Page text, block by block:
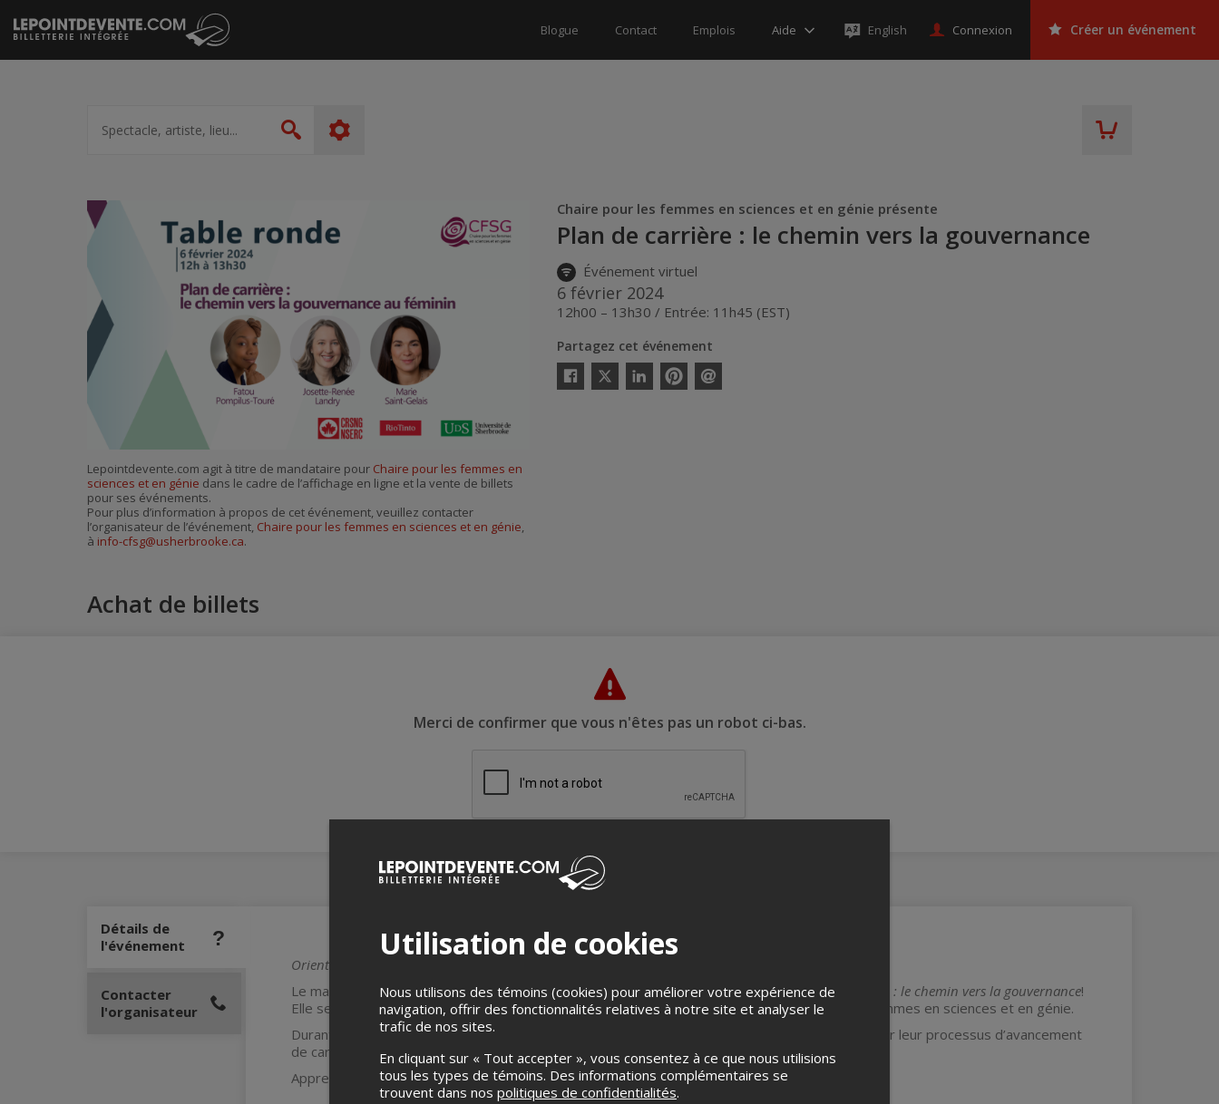
Passer
au
contenu
Blogue Contact Emplois Aide English Connexion Créer un événement
artiste,
lieu...
Rechercher
Chaire pour les femmes en sciences et en génie présente
Plan de carrière : le chemin vers la gouvernance
Événement virtuel
6 février 2024
12h00 – 13h30 / Entrée: 11h45 (EST)
Partagez cet événement
Facebook
Twitter
LinkedinPinterestEnvoyer
Lepointdevente.com agit à titre de mandataire pour Chaire pour les femmes en
sciences et en génie dans le cadre de l’affichage en ligne et la vente de billets
pour ses événements.
Pour plus d’information à propos de cet événement, veuillez contacter
l’organisateur de l’événement, Chaire pour les femmes en sciences et en génie,
à info-cfsg@usherbrooke.ca.
Achat de billets
Merci de confirmer que vous n'êtes pas un robot ci-bas.
Détails de
l'événement
Orientation professionnelle
Le mardi 6 février de 12 h à 13 h 30, nous vous invitons à la table ronde virtuellePlan de carrière : le chemin vers la gouvernance!
Elle sera animée par Joëlle Pelletier-Nolet, coordonnatrice à la recherche à la Chaire pour les femmes en sciences et en génie.
Durant cette table ronde, des scientifiques et des ingénieures d’expérience feront la lumière sur leur processus d’avancement
de carrière et leur expérience en tant que femmes en gouvernance.
Apprenez-en plus sur la gouverance grâce à nos panélistes!
Contacter
l'organisateur
Utilisation de cookies
Nous utilisons des témoins (cookies) pour améliorer votre expérience de
navigation, offrir des fonctionnalités relatives à notre site et analyser le
trafic de nos sites.
En cliquant sur « Tout accepter », vous consentez à ce que nous utilisions
tous les types de témoins. Des informations complémentaires se
trouvent dans nos politiques de confidentialités.